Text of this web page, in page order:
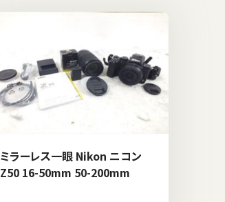
ミラーレス一眼 Nikon ニコン
Z50 16-50mm 50-200mm